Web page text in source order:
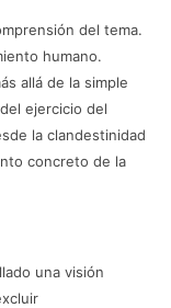
del tema.
humano.
allá de la simple
ejercicio del
la clandestinidad
concreto de la
una visión